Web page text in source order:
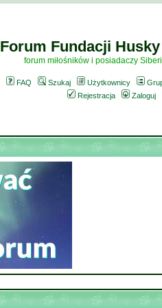
Forum Fundacji
forum miłośników i posiadaczy
FAQ Szukaj Użytkownicy
Rejestracja
Zaloguj